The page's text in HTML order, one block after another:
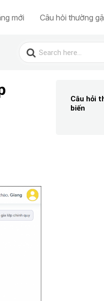
mới Câu hỏi thường
Search
for:
Câu hỏi
biến